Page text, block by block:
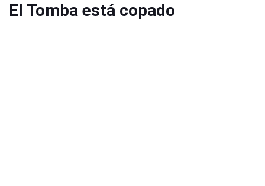
El Tomba está copado